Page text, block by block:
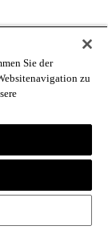
Sie der
zu